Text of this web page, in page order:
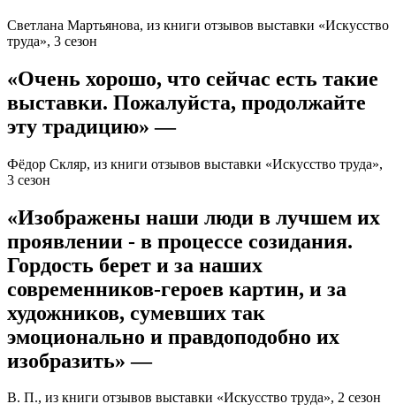
Светлана Мартьянова, из книги отзывов выставки «Искусство
труда», 3 сезон
«Очень хорошо, что сейчас есть такие
выставки. Пожалуйста, продолжайте
эту традицию» —
Фёдор Скляр, из книги отзывов выставки «Искусство труда»,
3 сезон
«Изображены наши люди в лучшем их
проявлении - в процессе созидания.
Гордость берет и за наших
современников-героев картин, и за
художников, сумевших так
эмоционально и правдоподобно их
изобразить» —
В. П., из книги отзывов выставки «Искусство труда», 2 сезон